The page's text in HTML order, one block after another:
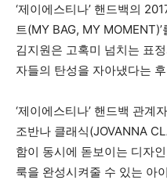
‘제이에스티나’ 핸드백의
트(MY BAG, MY
김지원은 고혹미 넘치는 표
자들의 탄성을 자아냈다는
‘제이에스티나’ 핸드백 관계
조반나 클래식(JOVANNA
함이 동시에 돋보이는 디자
룩을 완성시켜줄 수 있는 아